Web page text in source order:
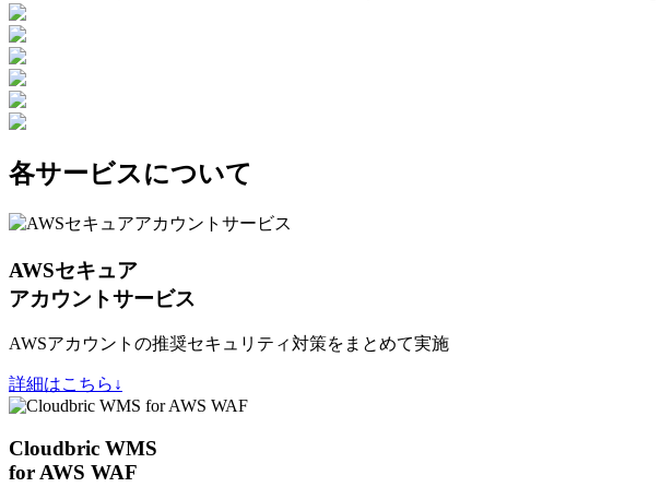
各サービスについて
AWSセキュア
アカウントサービス
AWSアカウントの推奨セキュリティ対策をまとめて実施
詳細はこちら↓
Cloudbric WMS
for AWS WAF